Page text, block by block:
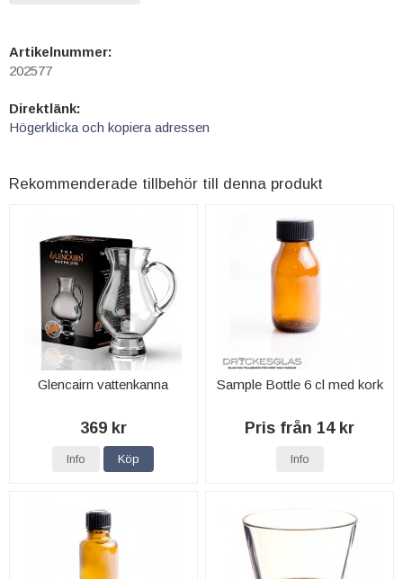
Artikelnummer:
202577
Direktlänk:
Högerklicka och kopiera adressen
Rekommenderade tillbehör till denna produkt
Glencairn vattenkanna
369 kr
Info Köp
Sample Bottle 6 cl med kork
Pris från 14 kr
Info